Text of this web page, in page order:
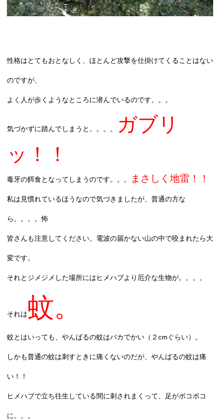
性格はとてもおとなしく、ほとんど攻撃を仕掛けてくることはない
のですが、
よく人が歩くようなところに潜んでいるのです。。。
気づかずに踏んでしまうと。。。。
ガブリ
ッ！！
毒牙の餌食となってしまうのです。。。 まさしく地雷！！
私は見慣れているほうなので気づきましたが、普通の方な
ら。。。。怖
皆さんも注意してください。電波の届かない山の中で咬まれたら大
変です。
それとジメジメした場所にはヒメハブより厄介な生物が。。。。
それは蚊。
蚊とはいっても、やんばるの蚊はバカでかい（２cmぐらい）。
しかも普通の蚊は刺すときに痛くないのだが、やんばるの蚊は痛
い！！
ヒメハブで立ち往生している間に刺されまくって、足がボコボコ
に。。。